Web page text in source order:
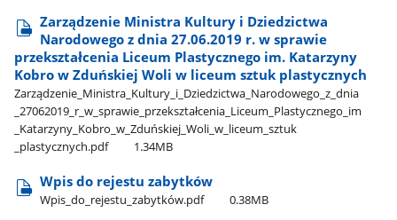
Zarządzenie Ministra Kultury i Dziedzictwa
Narodowego z dnia 27.06.2019 r. w sprawie
przekształcenia Liceum Plastycznego im. Katarzyny
Kobro w Zduńskiej Woli w liceum sztuk plastycznych
Zarządzenie​_Ministra​_Kultury​_i​_Dziedzictwa​_Narodowego​_z​_dnia​
_27062019​_r​_w​_sprawie​_przekształcenia​_Liceum​_Plastycznego​_im​
_Katarzyny​_Kobro​_w​_Zduńskiej​_Woli​_w​_liceum​_sztuk​
_plastycznych.pdf
1.34MB
Wpis do rejestu zabytków
Wpis​_do​_rejestu​_zabytków.pdf 0.38MB